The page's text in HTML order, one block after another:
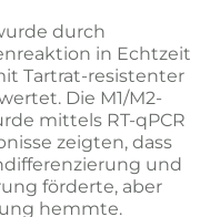
durch
in Echtzeit
Tartrat-resistenter
Die M1/M2-
mittels RT-qPCR
zeigten, dass
und
förderte, aber
hemmte.